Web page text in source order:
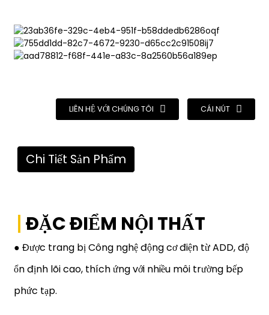
LIÊN HỆ VỚI CHÚNG TÔI CÁI NÚT
Chi Tiết Sản Phẩm
ĐẶC ĐIỂM NỘI THẤT
● Được trang bị Công nghệ động cơ điện từ ADD, độ
ổn định lõi cao, thích ứng với nhiều môi trường bếp
phức tạp.